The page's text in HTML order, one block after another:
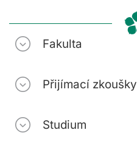
Fakulta
Přijímací zkoušky
Studium